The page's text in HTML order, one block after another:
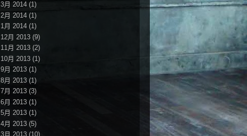
3月 2014 (1)
2月 2014 (1)
1月 2014 (1)
12月 2013 (9)
11月 2013 (2)
10月 2013 (1)
9月 2013 (1)
8月 2013 (1)
7月 2013 (3)
6月 2013 (1)
5月 2013 (1)
4月 2013 (5)
3月 2013 (10)